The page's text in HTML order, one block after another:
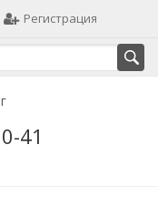
Регистрация
41